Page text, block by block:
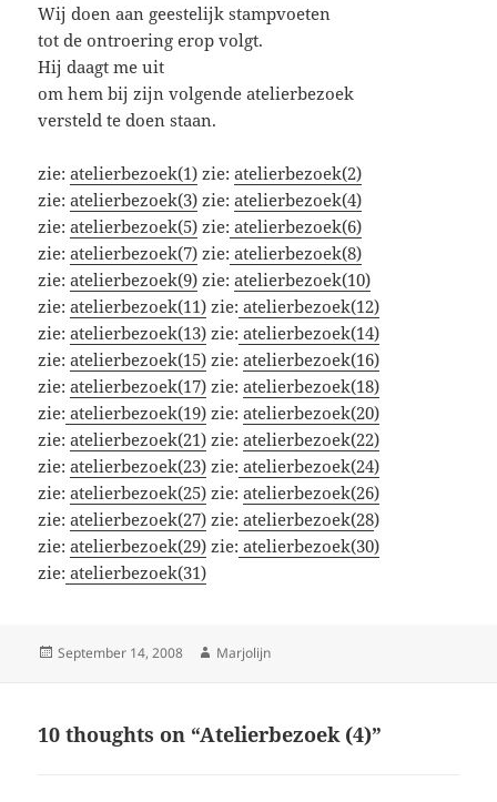
Wij doen aan geestelijk stampvoeten
tot de ontroering erop volgt.
Hij daagt me uit
om hem bij zijn volgende atelierbezoek
versteld te doen staan.
zie:atelierbezoek(1) zie:atelierbezoek(2)
zie:atelierbezoek(3) zie:atelierbezoek(4)
zie:atelierbezoek(5) zie: atelierbezoek(6)
zie:atelierbezoek(7) zie: atelierbezoek(8)
zie:atelierbezoek(9) zie:atelierbezoek(10)
zie:atelierbezoek(11) zie: atelierbezoek(12)
zie:atelierbezoek(13) zie: atelierbezoek(14)
zie:atelierbezoek(15) zie:atelierbezoek(16)
zie:atelierbezoek(17) zie:atelierbezoek(18)
zie: atelierbezoek(19) zie:atelierbezoek(20)
zie:atelierbezoek(21) zie:atelierbezoek(22)
zie:atelierbezoek(23) zie: atelierbezoek(24)
zie:atelierbezoek(25) zie:atelierbezoek(26)
zie:atelierbezoek(27) zie: atelierbezoek(28)
zie:atelierbezoek(29) zie: atelierbezoek(30)
zie: atelierbezoek(31)
Posted
September 14, 2008 Author
Marjolijn
10 thoughts on “Atelierbezoek (4)”